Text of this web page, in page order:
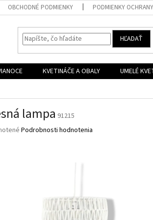
OBCHODNÉ PODMIENKY PODMIENKY
HĽADAŤ
KVETINÁČE A OBALY UMELÉ
lampa 91215
Podrobnosti hodnotenia